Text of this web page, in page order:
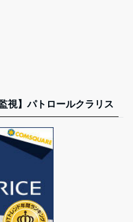
視】パトロールクラリス